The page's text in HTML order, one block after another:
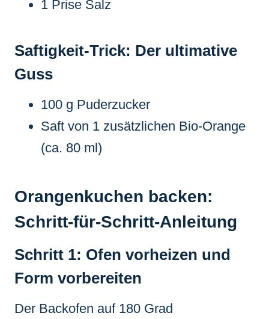
1 Prise Salz
Saftigkeit-Trick: Der ultimative
Guss
100 g Puderzucker
Saft von 1 zusätzlichen Bio-Orange
(ca. 80 ml)
Orangenkuchen backen:
Schritt-für-Schritt-Anleitung
Schritt 1: Ofen vorheizen und
Form vorbereiten
Der Backofen auf 180 Grad